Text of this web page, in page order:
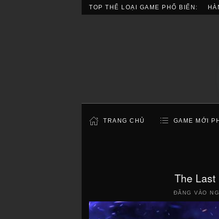
TOP THỂ LOẠI GAME PHỔ BIẾN:
TRANG CHỦ GAME MỚI
The Last
ĐĂNG VÀO